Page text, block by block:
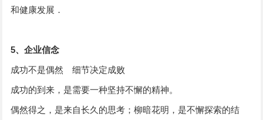
和健康发展．
5、企业信念
成功不是偶然 细节决定成败
成功的到来，是需要一种坚持不懈的精神。
偶然得之，是来自长久的思考；柳暗花明，是不懈探索的结